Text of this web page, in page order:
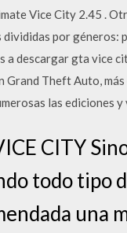
Vice City 2.45 .
por géneros:
a descargar gta vice
Grand Theft Auto, más
las ediciones
CITY
todo tipo
una